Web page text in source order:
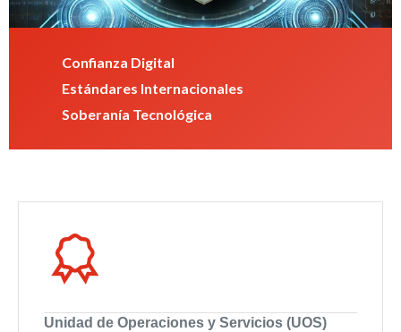
Confianza Digital
Estándares Internacionales
Soberanía Tecnológica
Unidad de Operaciones y Servicios (UOS)